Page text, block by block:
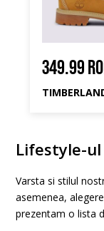
349.99
Lifestyle-
Varsta si stilul
asemenea,
prezentam o lista